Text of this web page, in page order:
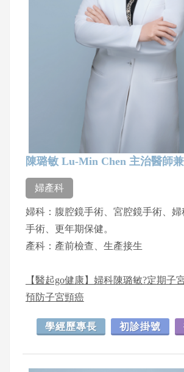
陳璐敏 Lu-Min Chen 主治醫師
婦產科
婦科：腹腔鏡手術、宮腔鏡手術、
手術、更年期保健。
產科：產前檢查、生產接生
【醫起go健康】婦科陳璐敏?定期子
預防子宮頸癌
學經歷專長 初診掛號